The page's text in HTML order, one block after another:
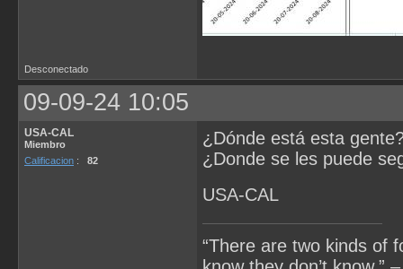
Desconectado
09-09-24 10:05
USA-CAL
Miembro
Calificacion : 82
¿Dónde está esta
¿Donde se les puede
USA-CAL
“There are two kinds of